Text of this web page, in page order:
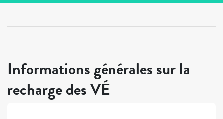
Informations générales sur la
recharge des VÉ